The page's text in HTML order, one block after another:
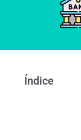
Índice